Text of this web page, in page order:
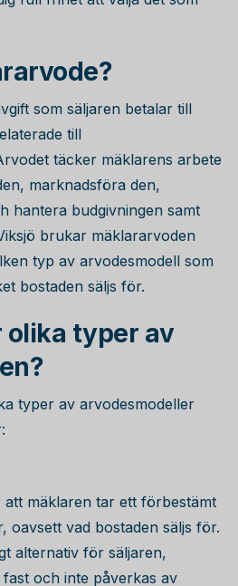
som säljaren betalar till
till
täcker mäklarens arbete
marknadsföra den,
hantera budgivningen samt
brukar mäklararvoden
typ av arvodesmodell som
bostaden säljs för.
olika typer av
typer av arvodesmodeller
mäklaren tar ett förbestämt
oavsett vad bostaden säljs för.
alternativ för säljaren,
och inte påverkas av